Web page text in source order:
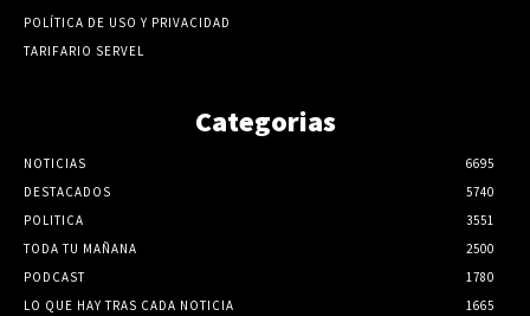
POLÍTICA DE USO Y PRIVACIDAD
TARIFARIO SERVEL
Categorias
NOTICIAS
6695
DESTACADOS
5740
POLITICA
3551
TODA TU MAÑANA
2500
PODCAST
1780
LO QUE HAY TRAS CADA NOTICIA
1665